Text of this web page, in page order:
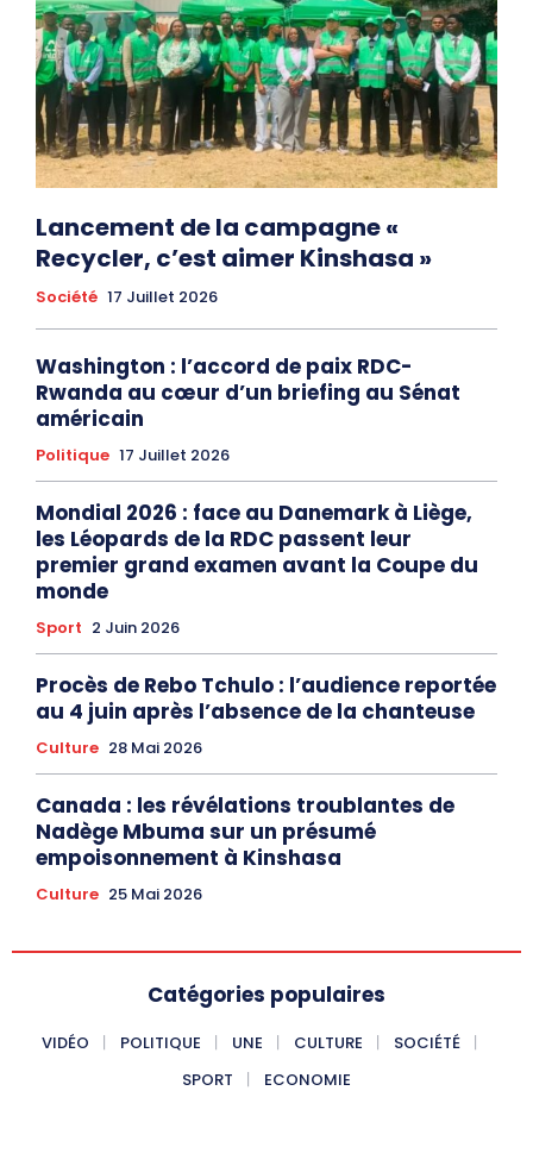
Lancement de la campagne «
Recycler, c’est aimer Kinshasa »
Société 17 Juillet 2026
Washington : l’accord de paix RDC-
Rwanda au cœur d’un briefing au Sénat
américain
Politique 17 Juillet 2026
Mondial 2026 : face au Danemark à Liège,
les Léopards de la RDC passent leur
premier grand examen avant la Coupe du
monde
Sport 2 Juin 2026
Procès de Rebo Tchulo : l’audience reportée
au 4 juin après l’absence de la chanteuse
Culture 28 Mai 2026
Canada : les révélations troublantes de
Nadège Mbuma sur un présumé
empoisonnement à Kinshasa
Culture 25 Mai 2026
Catégories populaires
VIDÉO POLITIQUE UNE CULTURE
SOCIÉTÉ
SPORT
ECONOMIE